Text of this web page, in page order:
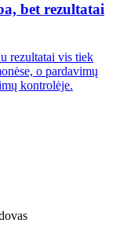
bet rezultatai
rezultatai vis tiek
o pardavimų
kontrolėje.